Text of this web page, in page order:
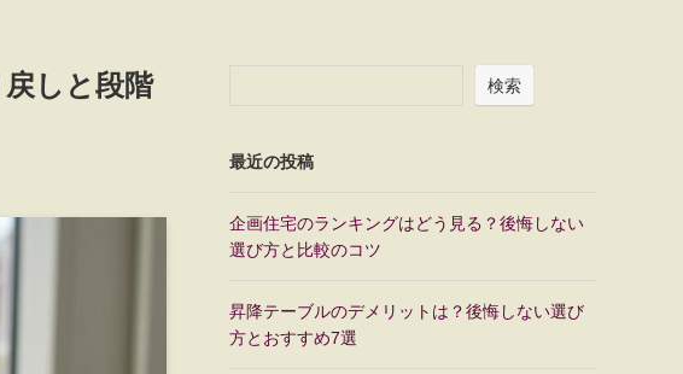
しと段階
検索
最近の投稿
企画住宅のランキングはどう見る？後悔しない
選び方と比較のコツ
昇降テーブルのデメリットは？後悔しない選び
方とおすすめ7選